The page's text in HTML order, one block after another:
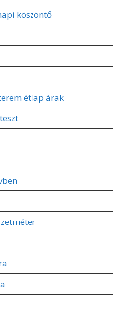
köszöntő
étlap árak